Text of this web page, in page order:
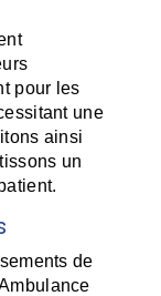
pour les
une
ainsi
un
de